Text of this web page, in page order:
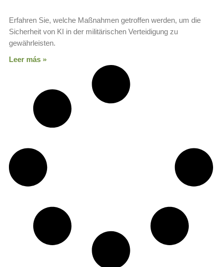
Erfahren Sie, welche Maßnahmen getroffen werden, um die
Sicherheit von KI in der militärischen Verteidigung zu
gewährleisten.
Leer más »